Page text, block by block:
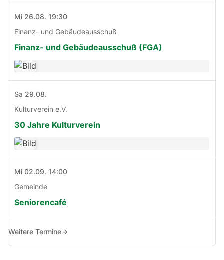
Mi 26.08. 19:30
Finanz- und Gebäudeausschuß
Finanz- und Gebäudeausschuß (FGA)
Sa 29.08.
Kulturverein e.V.
30 Jahre Kulturverein
Mi 02.09. 14:00
Gemeinde
Seniorencafé
Weitere Termine→